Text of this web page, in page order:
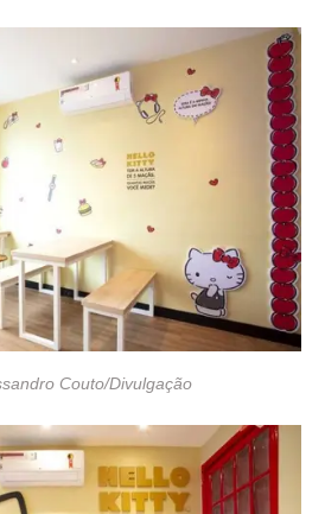
Couto/Divulgação